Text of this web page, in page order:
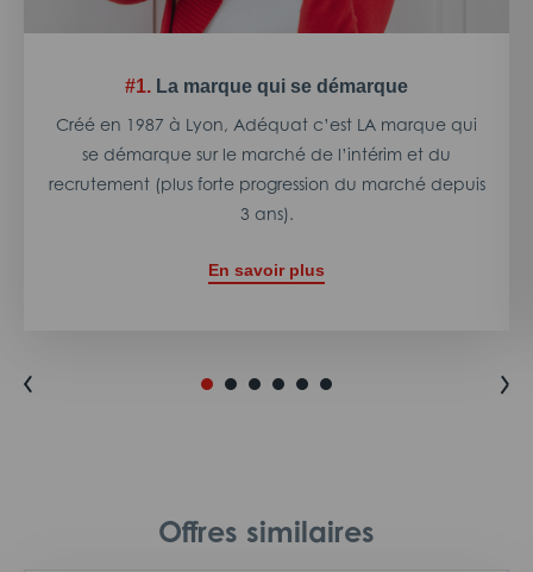
#1. La marque qui se démarque
Créé en 1987 à Lyon, Adéquat c’est LA marque qui
se démarque sur le marché de l’intérim et du
recrutement (plus forte progression du marché depuis
3 ans).
En savoir plus
Offres similaires